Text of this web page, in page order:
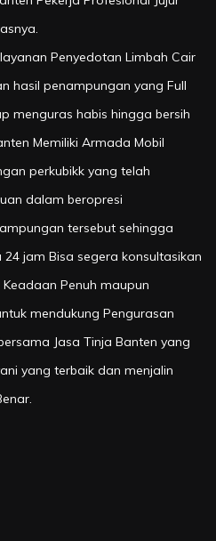
Penyedotan Limbah Cair
hasil penampungan yang Full
menguras habis hingga bersih
Memiliki Armada Mobil
perkubikk yang telah
dalam beropresi
tersebut sehingga
jam Bisa segera konsultasikan
Keadaan Penuh maupun
mendukung Pengurasan
Jasa Tinja Banten yang
yang terbaik dan menjalin